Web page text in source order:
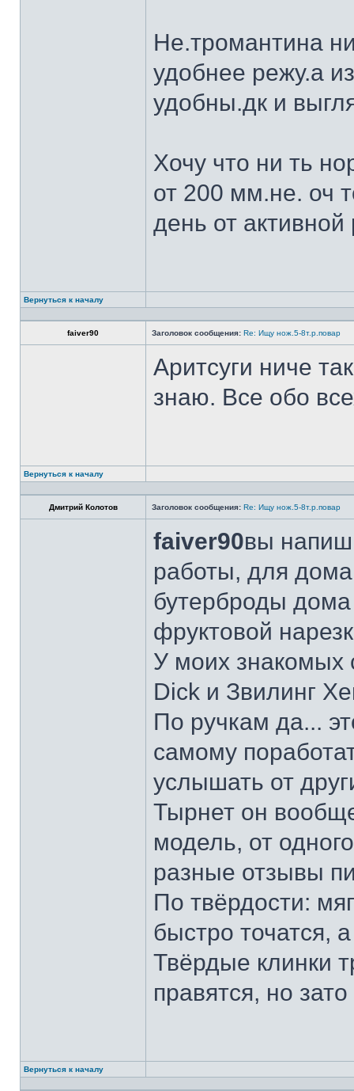
Не.тромантина
удобнее режу.а
удобны.дк и
Хочу что ни ть
от 200 мм.не. оч
день от
Вернуться к началу
faiver90 Заголовок сообщения: Re: Ищу нож.5-8т.р.повар
Аритсуги ниче
знаю. Все обо
Вернуться к началу
Дмитрий Колотов Заголовок сообщения: Re: Ищу нож.5-8т.р.повар
faiver90вы
работы, для
бутерброды дома
фруктовой
У моих знакомых
Dick и Звилинг
По ручкам да...
самому
услышать от
Тырнет он
модель, от
разные отзывы
По твёрдости:
быстро точатся,
Твёрдые клинки
правятся, но
Вернуться к началу